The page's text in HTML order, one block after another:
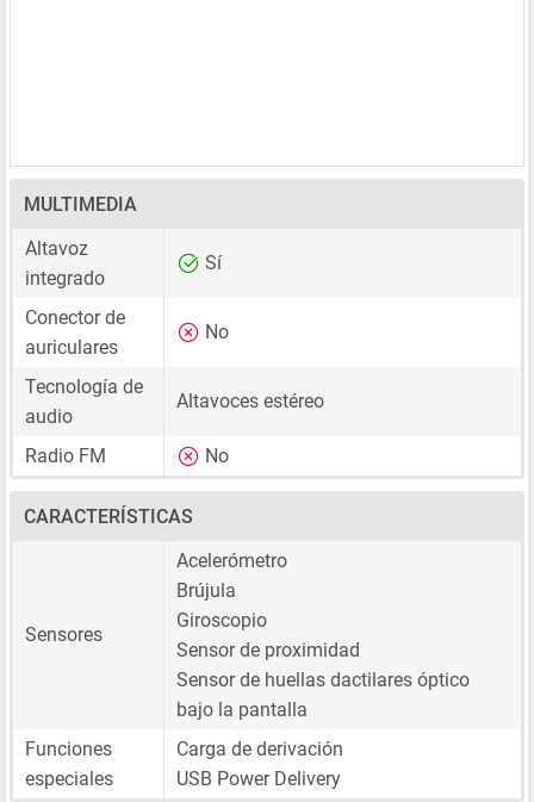
MULTIMEDIA
Altavoz
integrado
Sí
Conector de
auriculares
No
Tecnología de
audio
Altavoces estéreo
Radio FM No
CARACTERÍSTICAS
Sensores
Acelerómetro
Brújula
Giroscopio
Sensor de proximidad
Sensor de huellas dactilares óptico
bajo la pantalla
Funciones
especiales
Carga de derivación
USB Power Delivery